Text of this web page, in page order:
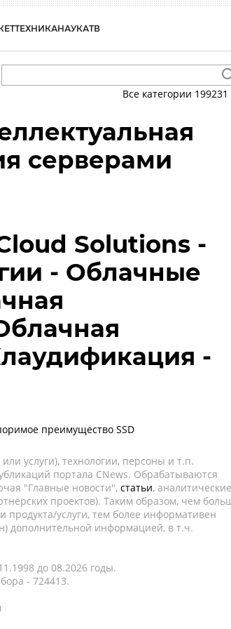
ТЕХНИКАНАУКАТВ
Все категории 199231
серверами
Solutions -
- Облачные
-
преимущество SSD
услуги), технологии, персоны и т.п.
портала CNews. Обрабатываются
"Главные новости", статьи, аналитические
проектов). Таким образом, чем
услуги, тем более информативен
дополнительной информацией, в т.ч.
до 08.2026 годы.
- 724413.